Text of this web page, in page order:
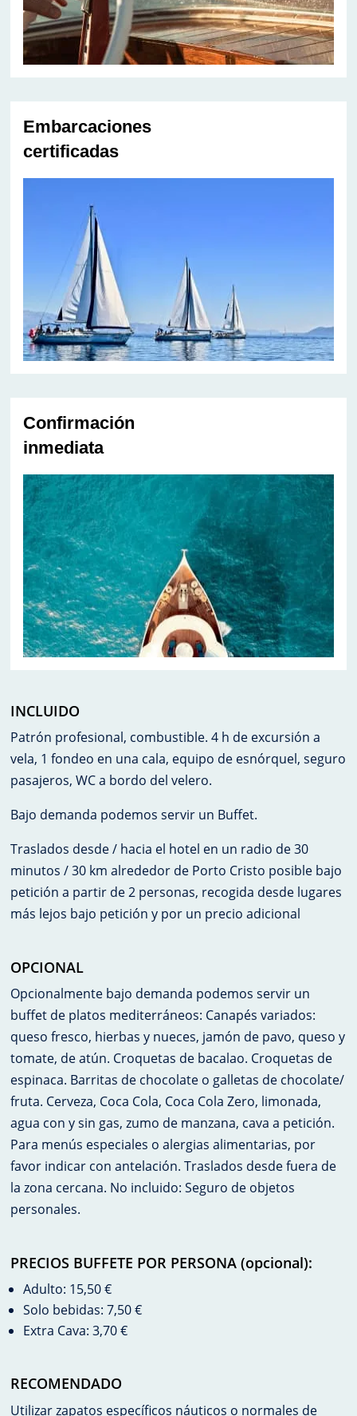
Embarcaciones
certificadas
Confirmación
inmediata
INCLUIDO
Patrón profesional, combustible. 4 h de excursión a
vela, 1 fondeo en una cala, equipo de esnórquel, seguro
pasajeros, WC a bordo del velero.
Bajo demanda podemos servir un Buffet.
Traslados desde / hacia el hotel en un radio de 30
minutos / 30 km alrededor de Porto Cristo posible bajo
petición a partir de 2 personas, recogida desde lugares
más lejos bajo petición y por un precio adicional
OPCIONAL
Opcionalmente bajo demanda podemos servir un
buffet de platos mediterráneos: Canapés variados:
queso fresco, hierbas y nueces, jamón de pavo, queso y
tomate, de atún. Croquetas de bacalao. Croquetas de
espinaca. Barritas de chocolate o galletas de chocolate/
fruta. Cerveza, Coca Cola, Coca Cola Zero, limonada,
agua con y sin gas, zumo de manzana, cava a petición.
Para menús especiales o alergias alimentarias, por
favor indicar con antelación. Traslados desde fuera de
la zona cercana. No incluido: Seguro de objetos
personales.
PRECIOS BUFFETE POR PERSONA (opcional):
Adulto: 15,50 €
Solo bebidas: 7,50 €
Extra Cava: 3,70 €
RECOMENDADO
Utilizar zapatos específicos náuticos o normales de